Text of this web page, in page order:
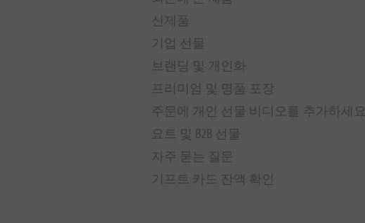
신제품
기업 선물
브랜딩 및 개인화
프리미엄 및 명품 포장
주문에 개인 선물 비디오를 추가하세요
요트 및 B2B 선물
자주 묻는 질문
기프트 카드 잔액 확인